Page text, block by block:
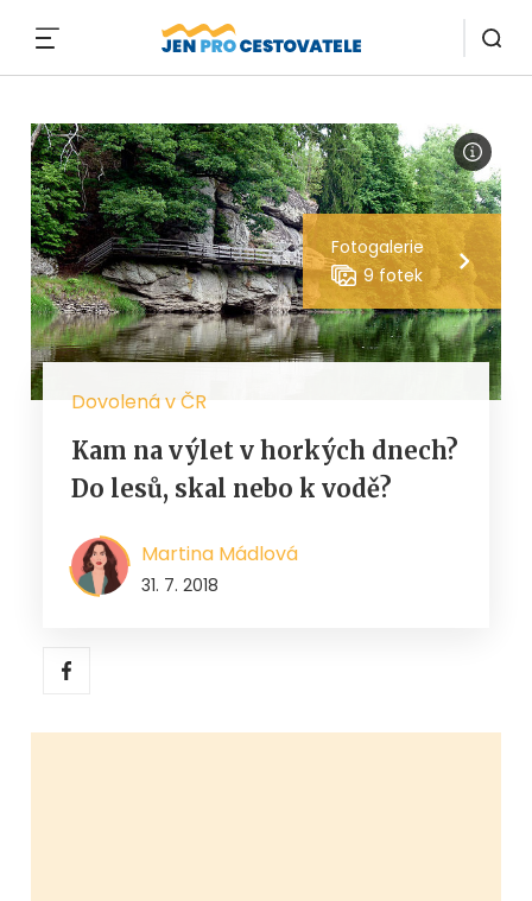
Fotogalerie
9 fotek
Dovolená v ČR
Kam na výlet v horkých dnech?
Do lesů, skal nebo k vodě?
Martina Mádlová
31. 7. 2018